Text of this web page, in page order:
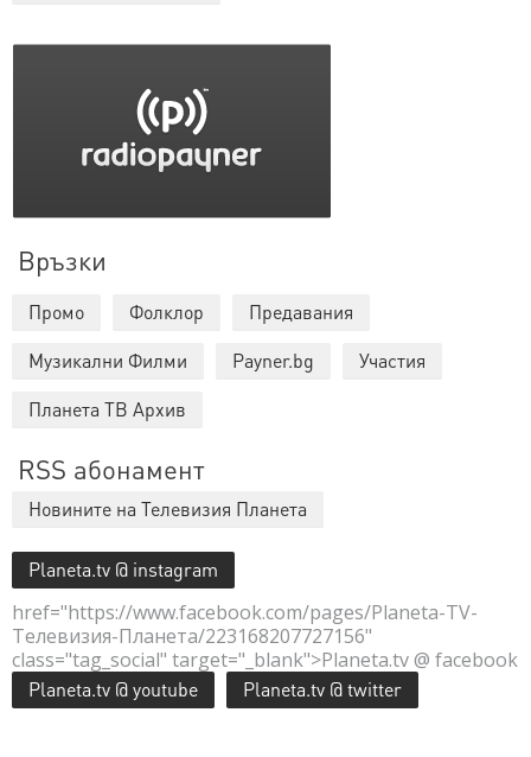
Връзки
Промо Фолклор
Предавания
Музикални Филми
Payner.bg
Участия
Планета ТВ Архив
RSS абонамент
Новините на Телевизия Планета
Planeta.tv @ instagram
href="https://www.facebook.com/pages/Planeta-TV-
Телевизия-Планета/223168207727156"
class="tag_social" target="_blank">Planeta.tv @ facebook
Planeta.tv @ youtube Planeta.tv @ twitter